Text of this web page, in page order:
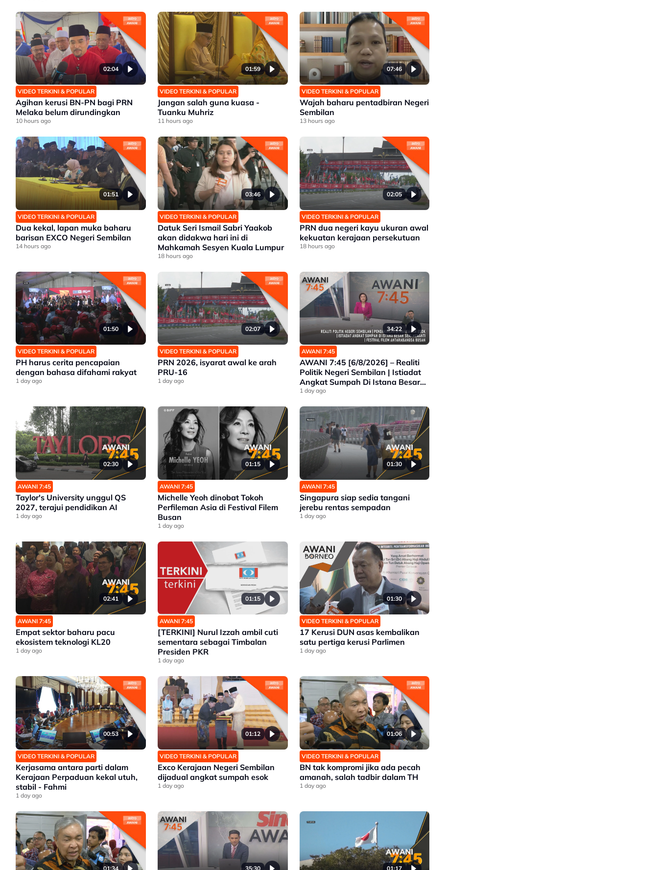
02:04
VIDEO TERKINI & POPULAR
Agihan kerusi BN-PN bagi PRN
Melaka belum dirundingkan
10 hours ago
01:59
VIDEO TERKINI & POPULAR
Jangan salah guna kuasa -
Tuanku Muhriz
11 hours ago
07:46
VIDEO TERKINI & POPULAR
Wajah baharu pentadbiran Negeri
Sembilan
13 hours ago
01:51
VIDEO TERKINI & POPULAR
Dua kekal, lapan muka baharu
barisan EXCO Negeri Sembilan
14 hours ago
03:46
VIDEO TERKINI & POPULAR
Datuk Seri Ismail Sabri Yaakob
akan didakwa hari ini di
Mahkamah Sesyen Kuala Lumpur
18 hours ago
02:05
VIDEO TERKINI & POPULAR
PRN dua negeri kayu ukuran awal
kekuatan kerajaan persekutuan
18 hours ago
01:50
VIDEO TERKINI & POPULAR
PH harus cerita pencapaian
dengan bahasa difahami rakyat
1 day ago
02:07
VIDEO TERKINI & POPULAR
PRN 2026, isyarat awal ke arah
PRU-16
1 day ago
34:22
AWANI 7:45
AWANI 7:45 [6/8/2026] – Realiti
Politik Negeri Sembilan | Istiadat
Angkat Sumpah Di Istana Besar
Seri Menanti | Pendakwaan Di
Antarabangsa Busan
1 day ago
02:30
AWANI 7:45
Taylor's University unggul QS
2027, terajui pendidikan AI
1 day ago
01:15
AWANI 7:45
Michelle Yeoh dinobat Tokoh
Perfileman Asia di Festival Filem
Busan
1 day ago
01:30
AWANI 7:45
Singapura siap sedia tangani
jerebu rentas sempadan
1 day ago
02:41
AWANI 7:45
Empat sektor baharu pacu
ekosistem teknologi KL20
1 day ago
01:15
AWANI 7:45
[TERKINI] Nurul Izzah ambil cuti
sementara sebagai Timbalan
Presiden PKR
1 day ago
01:30
VIDEO TERKINI & POPULAR
17 Kerusi DUN asas kembalikan
satu pertiga kerusi Parlimen
1 day ago
00:53
VIDEO TERKINI & POPULAR
Kerjasama antara parti dalam
Kerajaan Perpaduan kekal utuh,
stabil - Fahmi
1 day ago
01:12
VIDEO TERKINI & POPULAR
Exco Kerajaan Negeri Sembilan
dijadual angkat sumpah esok
1 day ago
01:06
VIDEO TERKINI & POPULAR
BN tak kompromi jika ada pecah
amanah, salah tadbir dalam TH
1 day ago
01:34 35:30 01:17